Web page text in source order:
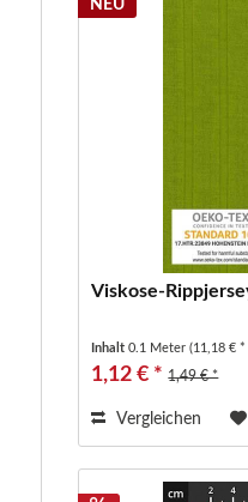
NEU
Viskose-
Inhalt0.1 Meter(11,18 €
1,12 € * 1,49 € *
Vergleichen